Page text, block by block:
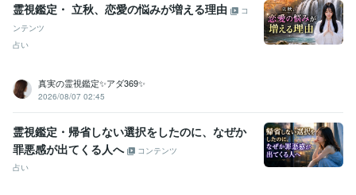
霊視鑑定・ 立秋、恋愛の悩みが増える理由
コ
ンテンツ
占い
真実の霊視鑑定✨アダ369✨
2026/08/07 02:45
霊視鑑定・帰省しない選択をしたのに、なぜか
罪悪感が出てくる人へ
コンテンツ
占い